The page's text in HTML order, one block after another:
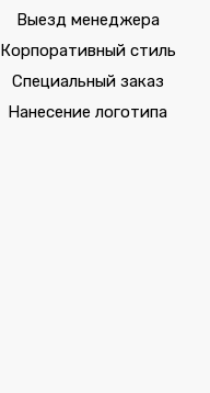
Выезд менеджера
Корпоративный стиль
Специальный заказ
Нанесение логотипа